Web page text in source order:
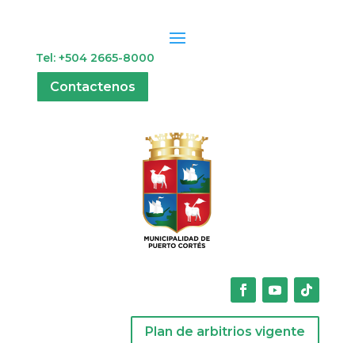
Tel: +504 2665-8000
Contactenos
Plan de arbitrios vigente